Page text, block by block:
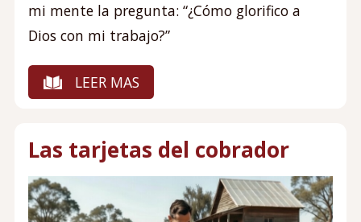
mi mente la pregunta: “¿Cómo glorifico a
Dios con mi trabajo?”
LEER MAS
Las tarjetas del cobrador